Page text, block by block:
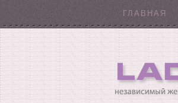
ГЛАВНАЯ